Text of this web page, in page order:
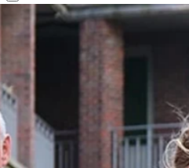
clear
arrow_back_ios_new